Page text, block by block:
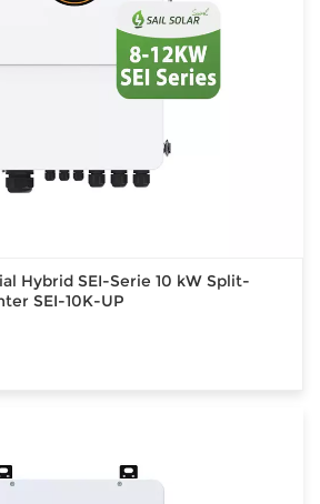
Hybrid SEI-Serie 10 kW Split-
SEI-10K-UP